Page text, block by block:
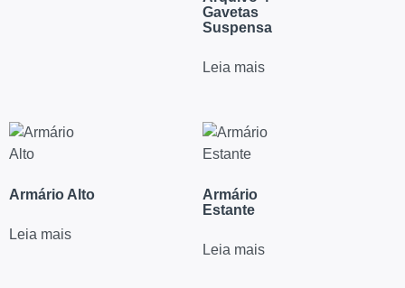
Gavetas
Suspensa
Leia mais
Armário Alto
Leia mais
Armário
Estante
Leia mais